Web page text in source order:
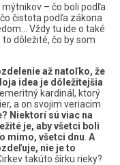
– čo boli podľa
čistota podľa zákona
Vždy tu ide o také
dôležité, čo by som
až natoľko, že
idea je dôležitejšia
kardinál, ktorý
a on svojim veriacim
Niektorí sú viac na
je, aby všetci boli
mimo, všetci dnu A
nie je to
takúto šírku rieky?